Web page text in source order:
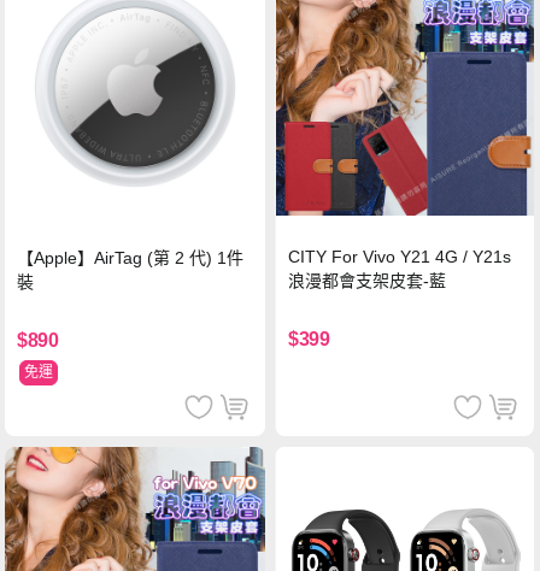
【Apple】AirTag (第 2 代) 1件
裝
$890
免運
CITY For Vivo Y21 4G / Y21s
浪漫都會支架皮套-藍
$399